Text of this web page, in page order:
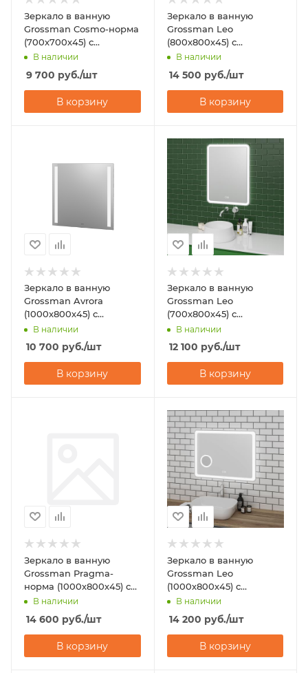
Зеркало в ванную
Grossman Cosmo-норма
(700х700х45) с
подсветкой
В наличии
9 700 руб./шт
В корзину
Зеркало в ванную
Grossman Leo
(800х800х45) с
подсветкой
В наличии
14 500 руб./шт
В корзину
Зеркало в ванную
Grossman Avrora
(1000х800х45) с
подсветкой
В наличии
10 700 руб./шт
В корзину
Зеркало в ванную
Grossman Leo
(700х800х45) с
подсветкой
В наличии
12 100 руб./шт
В корзину
Зеркало в ванную
Grossman Pragma-
норма (1000х800х45) с
сенсорным
выключателем и
подогревом
В наличии
14 600 руб./шт
В корзину
Зеркало в ванную
Grossman Leo
(1000х800х45) с
подсветкой
В наличии
14 200 руб./шт
В корзину